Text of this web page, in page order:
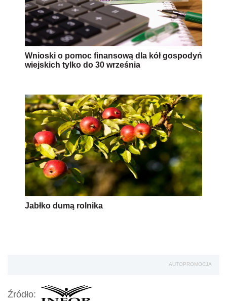
Wnioski o pomoc finansową dla kół gospodyń
wiejskich tylko do 30 września
Jabłko dumą rolnika
AUTOPROMOCJA
Źródło: